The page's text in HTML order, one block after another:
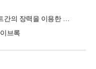
브록